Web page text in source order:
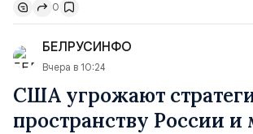
удары вглубь российской территории
позиции.Сотрудничество со стороны
ключом к позитивному пов...
0
БЕЛРУСИНФО
Вчера в 10:24
США угрожают
пространству России и